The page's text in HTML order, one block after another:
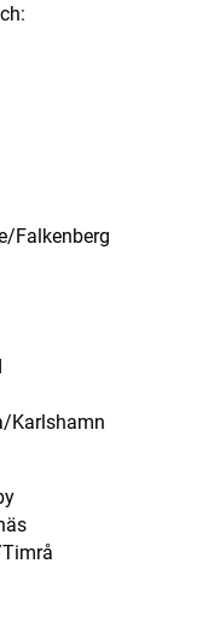
Falkenberg
Karlshamn